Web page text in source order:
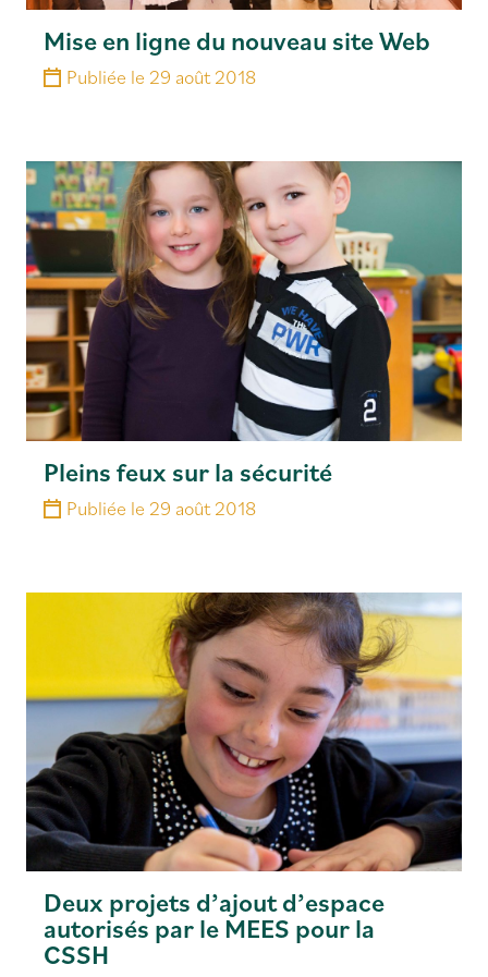
Mise en ligne du nouveau site Web
Publiée le 29 août 2018
Pleins feux sur la sécurité
Publiée le 29 août 2018
Deux projets d’ajout d’espace
autorisés par le MEES pour la
CSSH